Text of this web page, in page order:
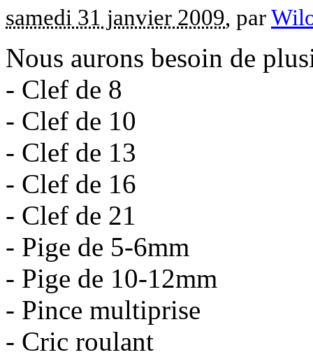
samedi 31 janvier 2009, par
Nous aurons besoin de
- Clef de 8
- Clef de 10
- Clef de 13
- Clef de 16
- Clef de 21
- Pige de 5-6mm
- Pige de 10-12mm
- Pince multiprise
- Cric roulant